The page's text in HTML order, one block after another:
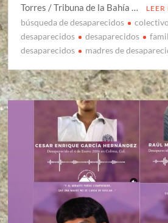
Torres / Tribuna de la Bahía …
LEER
búsqueda de desaparecidos
desaparecidos
desaparecidos
desaparecidos
madres de